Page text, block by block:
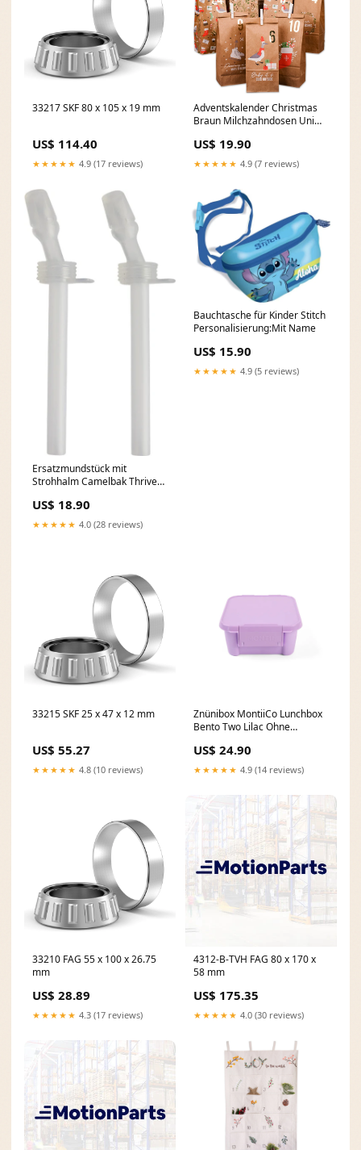
33217 SKF 80 x 105 x 19 mm
US$ 114.40
★★★★★ 4.9 (17 reviews)
Adventskalender Christmas
Braun Milchzahndosen Uni
US$ 19.90
★★★★★ 4.9 (7 reviews)
Ersatzmundstück mit
Strohhalm Camelbak Thrive
für Ladestation
US$ 18.90
★★★★★ 4.0 (28 reviews)
Bauchtasche für Kinder Stitch
Personalisierung:Mit Name
US$ 15.90
★★★★★ 4.9 (5 reviews)
33215 SKF 25 x 47 x 12 mm
US$ 55.27
★★★★★ 4.8 (10 reviews)
Znünibox MontiiCo Lunchbox
Bento Two Lilac Ohne
Sterne
US$ 24.90
★★★★★ 4.9 (14 reviews)
33210 FAG 55 x 100 x 26.75
mm
US$ 28.89
★★★★★ 4.3 (17 reviews)
4312-B-TVH FAG 80 x 170 x
58 mm
US$ 175.35
★★★★★ 4.0 (30 reviews)